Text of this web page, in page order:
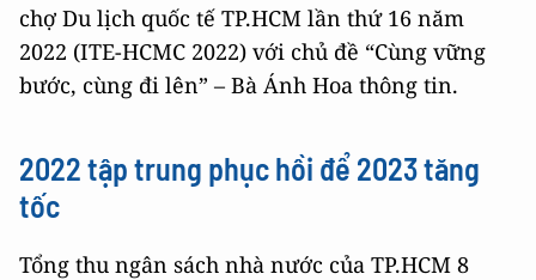
chợ Du lịch quốc tế TP.HCM lần thứ 16 năm
2022 (ITE-HCMC 2022) với chủ đề “Cùng vững
bước, cùng đi lên” – Bà Ánh Hoa thông tin.
2022 tập trung phục hồi để 2023 tăng
tốc
Tổng thu ngân sách nhà nước của TP.HCM 8